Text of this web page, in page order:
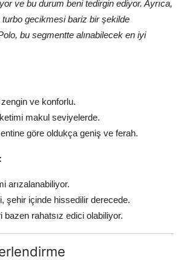
ve bu durum beni tedirgin ediyor. Ayrıca,
turbo gecikmesi bariz bir şekilde
bu segmentte alınabilecek en iyi
ve konforlu.
makul seviyelerde.
göre oldukça geniş ve ferah.
arızalanabiliyor.
şehir içinde hissedilir derecede.
bazen rahatsız edici olabiliyor.